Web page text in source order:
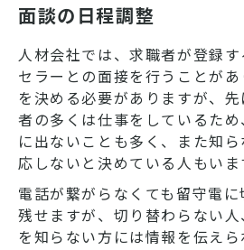
面談の日程調整
人材会社では、求職者が登録
セラーとの面接を行うことが
を決める必要がありますが、
者の多くは仕事をしているた
に出ないことも多く、また知
応しないと決めている人もいま
電話が繋がらなくても留守電
残せますが、切り替わらない
を知らない方には情報を伝えら